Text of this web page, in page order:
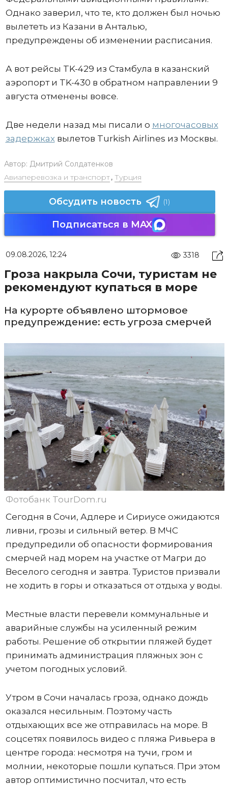
Однако заверил, что те, кто должен был ночью
вылететь из Казани в Анталью,
предупреждены об изменении расписания.
А вот рейсы TK-429 из Стамбула в казанский
аэропорт и TK-430 в обратном направлении 9
августа отменены вовсе.
Две недели назад мы писали о многочасовых
задержкахвылетов Turkish Airlines из Москвы.
Автор: Дмитрий Солдатенков
Авиаперевозка и транспорт, Турция
Обсудить новость (1)
Подписаться в MAX
09.08.2026, 12:24 3318
Гроза накрыла Сочи, туристам не
рекомендуют купаться в море
На курорте объявлено штормовое
предупреждение: есть угроза смерчей
Фотобанк TourDom.ru
Сегодня в Сочи, Адлере и Сириусе ожидаются
ливни, грозы и сильный ветер. В МЧС
предупредили об опасности формирования
смерчей над морем на участке от Магри до
Веселого сегодня и завтра. Туристов призвали
не ходить в горы и отказаться от отдыха у воды.
Местные власти перевели коммунальные и
аварийные службы на усиленный режим
работы. Решение об открытии пляжей будет
принимать администрация пляжных зон с
учетом погодных условий.
Утром в Сочи началась гроза, однако дождь
оказался несильным. Поэтому часть
отдыхающих все же отправилась на море. В
соцсетях появилось видео с пляжа Ривьера в
центре города: несмотря на тучи, гром и
молнии, некоторые пошли купаться. При этом
автор оптимистично посчитал, что есть